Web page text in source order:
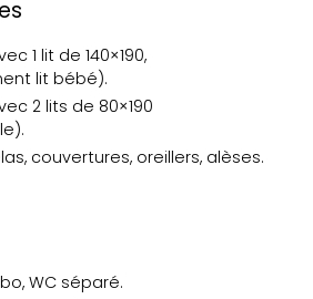
1 lit de 140×190,
lit bébé).
2 lits de 80×190
couvertures, oreillers, alèses.
WC séparé.